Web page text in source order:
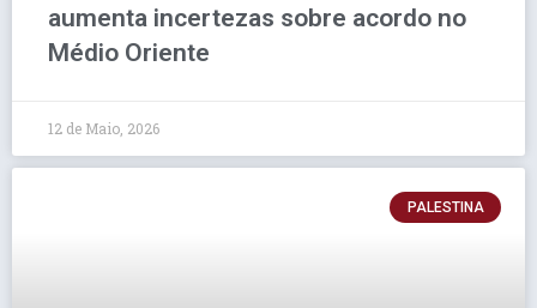
aumenta incertezas sobre acordo no
Médio Oriente
12 de Maio, 2026
PALESTINA